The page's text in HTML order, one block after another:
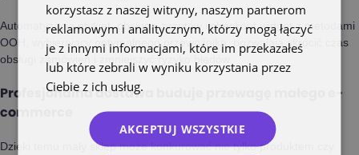
Automatyzacja etykiet, obsługa zwrotów i checkout widget z metodami
OOH, wybierający optymalnego przewoźnika, pozwalają skrócić czas
obsługi zamówień i zmniejszyć ryzyko błędów.
Profesjonalna dostawa buduje przewagę małego e-
commerce
Dzięki temu mały sklep może konkurować nie tylko produktem czy
korzystasz z naszej witryny, naszym partnerom
reklamowym i analitycznym, którzy mogą łączyć
je z innymi informacjami, które im przekazałeś
lub które zebrali w wyniku korzystania przez
Ciebie z ich usług.
AKCEPTUJ WSZYSTKIE